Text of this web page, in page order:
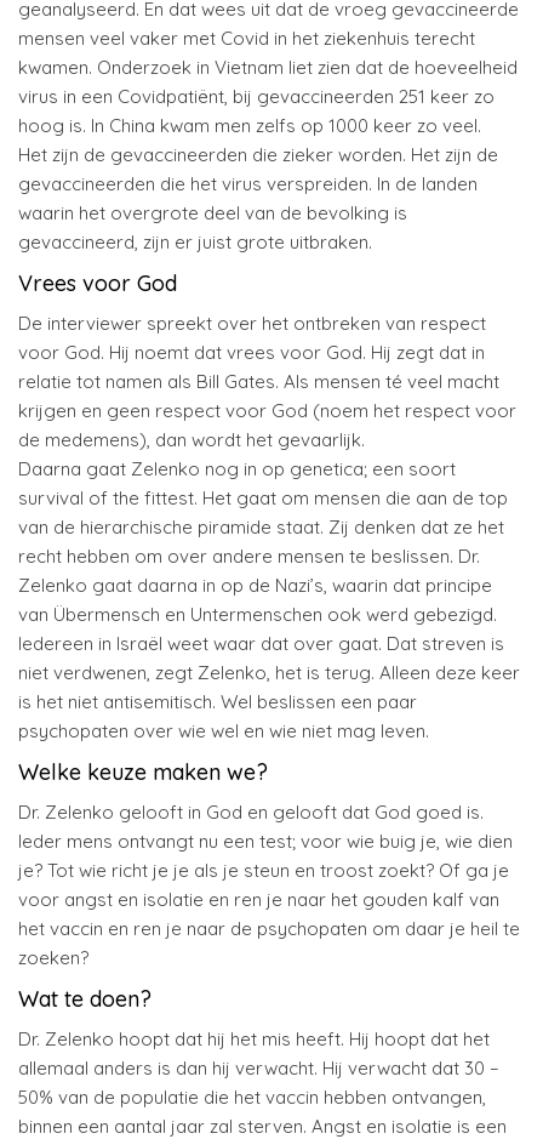
geanalyseerd. En dat wees uit dat de vroeg gevaccineerde
mensen veel vaker met Covid in het ziekenhuis terecht
kwamen. Onderzoek in Vietnam liet zien dat de hoeveelheid
virus in een Covidpatiënt, bij gevaccineerden 251 keer zo
hoog is. In China kwam men zelfs op 1000 keer zo veel.
Het zijn de gevaccineerden die zieker worden. Het zijn de
gevaccineerden die het virus verspreiden. In de landen
waarin het overgrote deel van de bevolking is
gevaccineerd, zijn er juist grote uitbraken.
Vrees voor God
De interviewer spreekt over het ontbreken van respect
voor God. Hij noemt dat vrees voor God. Hij zegt dat in
relatie tot namen als Bill Gates. Als mensen té veel macht
krijgen en geen respect voor God (noem het respect voor
de medemens), dan wordt het gevaarlijk.
Daarna gaat Zelenko nog in op genetica; een soort
survival of the fittest. Het gaat om mensen die aan de top
van de hierarchische piramide staat. Zij denken dat ze het
recht hebben om over andere mensen te beslissen. Dr.
Zelenko gaat daarna in op de Nazi’s, waarin dat principe
van Übermensch en Untermenschen ook werd gebezigd.
Iedereen in Israël weet waar dat over gaat. Dat streven is
niet verdwenen, zegt Zelenko, het is terug. Alleen deze keer
is het niet antisemitisch. Wel beslissen een paar
psychopaten over wie wel en wie niet mag leven.
Welke keuze maken we?
Dr. Zelenko gelooft in God en gelooft dat God goed is.
Ieder mens ontvangt nu een test; voor wie buig je, wie dien
je? Tot wie richt je je als je steun en troost zoekt? Of ga je
voor angst en isolatie en ren je naar het gouden kalf van
het vaccin en ren je naar de psychopaten om daar je heil te
zoeken?
Wat te doen?
Dr. Zelenko hoopt dat hij het mis heeft. Hij hoopt dat het
allemaal anders is dan hij verwacht. Hij verwacht dat 30 –
50% van de populatie die het vaccin hebben ontvangen,
binnen een aantal jaar zal sterven. Angst en isolatie is een